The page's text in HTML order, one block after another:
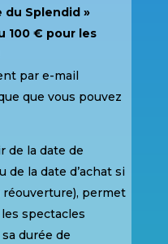
du Splendid »
100 € pour les
par e-mail
que vous pouvez
de la date de
la date d’achat si
permet
les spectacles
durée de